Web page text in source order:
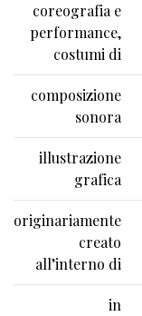
coreografia e
performance,
costumi di
composizione
sonora
illustrazione
grafica
originariamente
creato
all’interno di
in